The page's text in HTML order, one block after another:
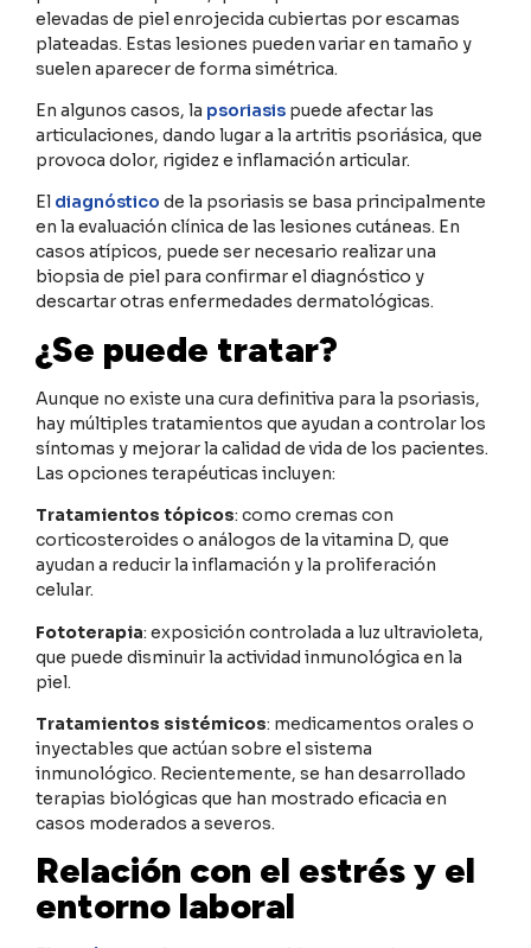
elevadas de piel enrojecida cubiertas por escamas
plateadas. Estas lesiones pueden variar en tamaño y
suelen aparecer de forma simétrica.
En algunos casos, la psoriasis puede afectar las
articulaciones, dando lugar a la artritis psoriásica, que
provoca dolor, rigidez e inflamación articular.
El diagnóstico de la psoriasis se basa principalmente
en la evaluación clínica de las lesiones cutáneas. En
casos atípicos, puede ser necesario realizar una
biopsia de piel para confirmar el diagnóstico y
descartar otras enfermedades dermatológicas.
¿Se puede tratar?
Aunque no existe una cura definitiva para la psoriasis,
hay múltiples tratamientos que ayudan a controlar los
síntomas y mejorar la calidad de vida de los pacientes.
Las opciones terapéuticas incluyen:
Tratamientos tópicos: como cremas con
corticosteroides o análogos de la vitamina D, que
ayudan a reducir la inflamación y la proliferación
celular.
Fototerapia: exposición controlada a luz ultravioleta,
que puede disminuir la actividad inmunológica en la
piel.
Tratamientos sistémicos: medicamentos orales o
inyectables que actúan sobre el sistema
inmunológico. Recientemente, se han desarrollado
terapias biológicas que han mostrado eficacia en
casos moderados a severos.
Relación con el estrés y el
entorno laboral